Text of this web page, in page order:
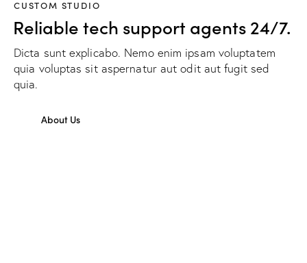
CUSTOM STUDIO
Reliable tech support agents 24/7.
Dicta sunt explicabo. Nemo enim ipsam voluptatem
quia voluptas sit aspernatur aut odit aut fugit sed
quia.
About Us